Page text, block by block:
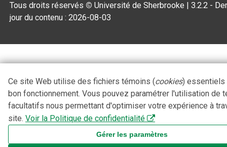
Tous droits réservés © Université de Sherbrooke |3.2.2 -
jour du contenu :2026-08-03
Ce site Web utilise des fichiers témoins (cookies) essentiels
bon fonctionnement. Vous pouvez paramétrer l'utilisation de
facultatifs nous permettant d'optimiser votre expérience à
site. Voir la Politique de confidentialité
Gérer les paramètres